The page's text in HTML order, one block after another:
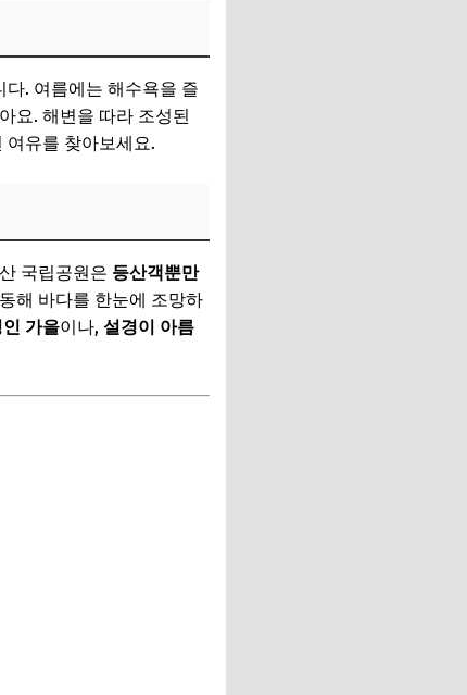
. 여름에는 해수욕을 즐
요. 해변을 따라 조성된
여유를 찾아보세요.
국립공원은 등산객뿐만
해 바다를 한눈에 조망하
가을이나, 설경이 아름